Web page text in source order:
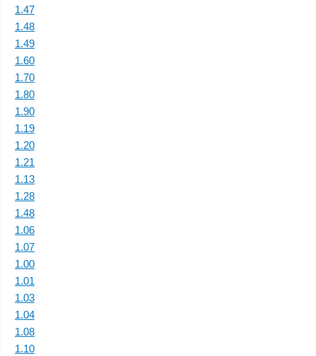
1.47
1.48
1.49
1.60
1.70
1.80
1.90
1.19
1.20
1.21
1.13
1.28
1.48
1.06
1.07
1.00
1.01
1.03
1.04
1.08
1.10